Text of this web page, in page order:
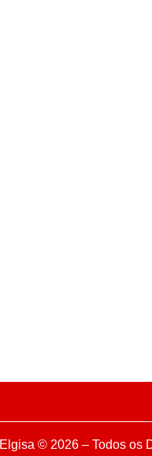
Elgisa © 2026 – Todos os